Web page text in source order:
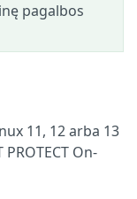
pagalbos
11, 12 arba 13
On-